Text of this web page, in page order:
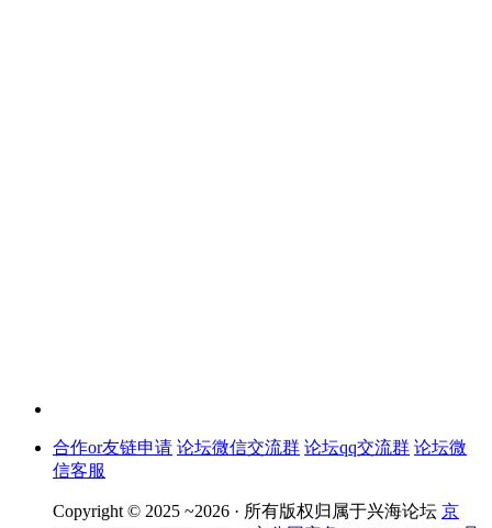
合作or友链申请 论坛微信交流群 论坛qq交流群 论坛微
信客服
Copyright © 2025 ~2026 · 所有版权归属于兴海论坛 京